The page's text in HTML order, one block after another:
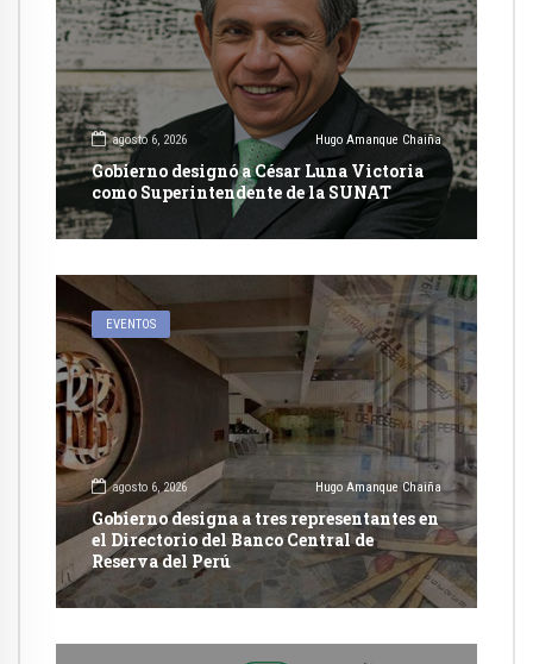
agosto 6, 2026 Hugo Amanque Chaiña
Gobierno designó a César Luna Victoria
como Superintendente de la SUNAT
EVENTOS
agosto 6, 2026 Hugo Amanque Chaiña
Gobierno designa a tres representantes en
el Directorio del Banco Central de
Reserva del Perú